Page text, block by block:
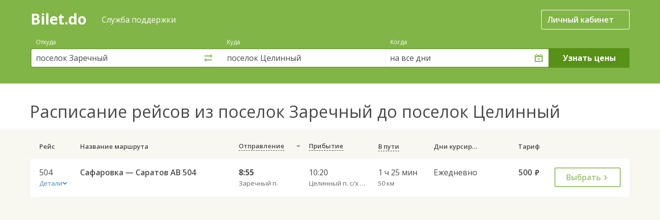
Поиск
покупка
билетов
автобус
онлайн
Bilet.do Служба поддержки Личный кабинет
Откуда Куда Когда
на все дни
Расписание рейсов из поселок Заречный до поселок Целинный
Рейс Название маршрута Отправление Прибытие В пути Дни курсирования Тариф
504
Детали
Сафаровка — Саратов АВ 504 8:55
Заречный п.
10:20
Целинный п. с/х Декабрист пов.
1 ч 25 мин
50 км
Ежедневно 500 руб. Выбрать